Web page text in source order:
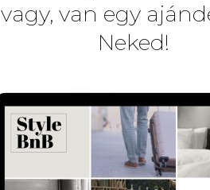
vagy, van egy
Neked!